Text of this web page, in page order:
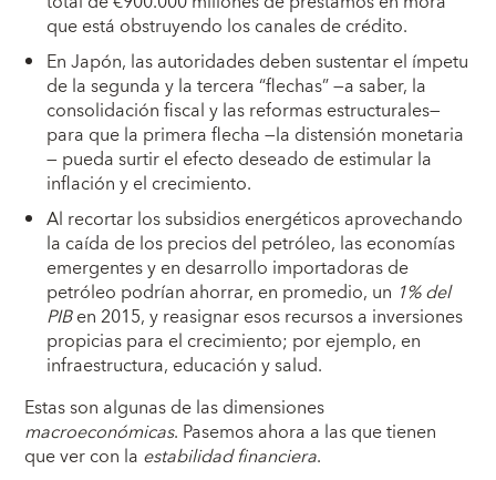
que está obstruyendo los canales de crédito.
En Japón, las autoridades deben sustentar el ímpetu
de la segunda y la tercera “flechas” —a saber, la
consolidación fiscal y las reformas estructurales—
para que la primera flecha —la distensión monetaria
— pueda surtir el efecto deseado de estimular la
inflación y el crecimiento.
Al recortar los subsidios energéticos aprovechando
la caída de los precios del petróleo, las economías
emergentes y en desarrollo importadoras de
petróleo podrían ahorrar, en promedio, un 1% del
PIBen 2015, y reasignar esos recursos a inversiones
propicias para el crecimiento; por ejemplo, en
infraestructura, educación y salud.
Estas son algunas de las dimensiones
macroeconómicas. Pasemos ahora a las que tienen
que ver con la estabilidad financiera.